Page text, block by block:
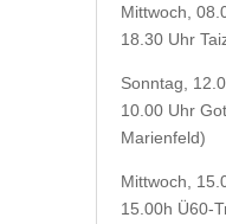
Mittwoch,
18.30 Uhr
Sonntag,
10.00 Uhr
Marienfeld)
Mittwoch,
15.00h Ü60-